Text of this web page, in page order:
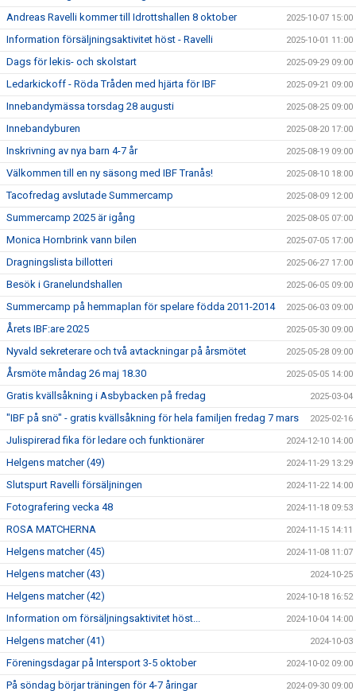
Andreas Ravelli kommer till Idrottshallen 8 oktober 2025-10-07 15:00
Information försäljningsaktivitet höst - Ravelli 2025-10-01 11:00
Dags för lekis- och skolstart 2025-09-29 09:00
Ledarkickoff - Röda Tråden med hjärta för IBF 2025-09-21 09:00
Innebandymässa torsdag 28 augusti 2025-08-25 09:00
Innebandyburen 2025-08-20 17:00
Inskrivning av nya barn 4-7 år 2025-08-19 09:00
Välkommen till en ny säsong med IBF Tranås! 2025-08-10 18:00
Tacofredag avslutade Summercamp 2025-08-09 12:00
Summercamp 2025 är igång 2025-08-05 07:00
Monica Hornbrink vann bilen 2025-07-05 17:00
Dragningslista billotteri 2025-06-27 17:00
Besök i Granelundshallen 2025-06-05 09:00
Summercamp på hemmaplan för spelare födda 2011-2014 2025-06-03 09:00
Årets IBF:are 2025 2025-05-30 09:00
Nyvald sekreterare och två avtackningar på årsmötet 2025-05-28 09:00
Årsmöte måndag 26 maj 18.30 2025-05-05 14:00
Gratis kvällsåkning i Asbybacken på fredag 2025-03-04
"IBF på snö" - gratis kvällsåkning för hela familjen fredag 7 mars 2025-02-16
Julispirerad fika för ledare och funktionärer 2024-12-10 14:00
Helgens matcher (49) 2024-11-29 13:29
Slutspurt Ravelli försäljningen 2024-11-22 14:00
Fotografering vecka 48 2024-11-18 09:53
ROSA MATCHERNA 2024-11-15 14:11
Helgens matcher (45) 2024-11-08 11:07
Helgens matcher (43) 2024-10-25
Helgens matcher (42) 2024-10-18 16:52
Information om försäljningsaktivitet höst... 2024-10-04 14:00
Helgens matcher (41) 2024-10-03
Föreningsdagar på Intersport 3-5 oktober 2024-10-02 09:00
På söndag börjar träningen för 4-7 åringar 2024-09-30 09:00